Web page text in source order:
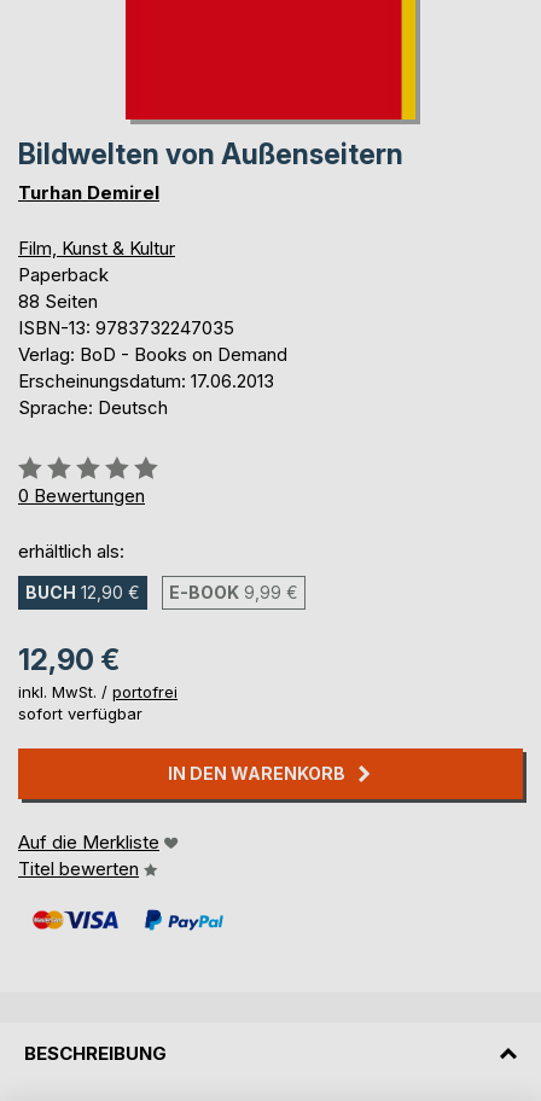
Bildwelten von Außenseitern
Turhan Demirel
Film, Kunst & Kultur
Paperback
88 Seiten
ISBN-13: 9783732247035
Verlag: BoD - Books on Demand
Erscheinungsdatum: 17.06.2013
Sprache: Deutsch
Bewertung::
0%
0 Bewertungen
erhältlich als:
BUCH 12,90 € E-BOOK 9,99 €
12,90 €
inkl. MwSt. / portofrei
sofort verfügbar
IN DEN WARENKORB
Auf die Merkliste
Titel bewerten
BESCHREIBUNG